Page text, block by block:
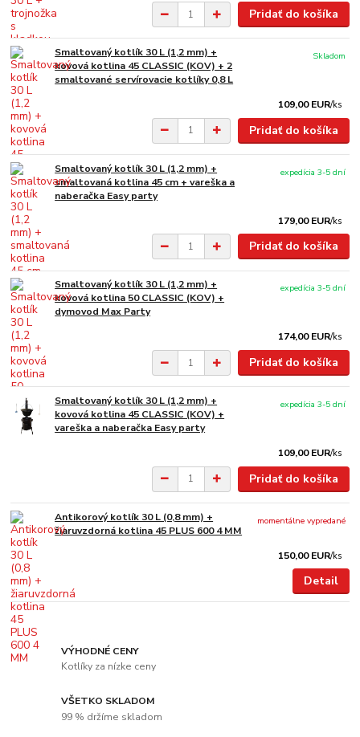
Pridať do košíka
Smaltovaný kotlík 30 L (1,2 mm) +
kovová kotlina 45 CLASSIC (KOV) + 2
smaltované servírovacie kotlíky 0,8 L
109,00 EUR/ks
Skladom
Pridať do košíka
Smaltovaný kotlík 30 L (1,2 mm) +
smaltovaná kotlina 45 cm + vareška a
naberačka Easy party
179,00 EUR/ks
expedícia 3-5 dní
Pridať do košíka
Smaltovaný kotlík 30 L (1,2 mm) +
kovová kotlina 50 CLASSIC (KOV) +
dymovod Max Party
174,00 EUR/ks
expedícia 3-5 dní
Pridať do košíka
Smaltovaný kotlík 30 L (1,2 mm) +
kovová kotlina 45 CLASSIC (KOV) +
vareška a naberačka Easy party
109,00 EUR/ks
expedícia 3-5 dní
Pridať do košíka
Antikorový kotlík 30 L (0,8 mm) +
žiaruvzdorná kotlina 45 PLUS 600 4 MM
150,00 EUR/ks
momentálne vypredané
Detail
VÝHODNÉ CENY
Kotlíky za nízke ceny
VŠETKO SKLADOM
99 % držíme skladom